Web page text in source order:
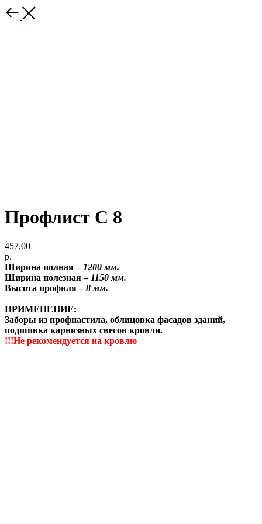
Профлист С 8
457,00
р.
Ширина полная –1200 мм.
Ширина полезная – 1150 мм.
Высота профиля –8 мм.
ПРИМЕНЕНИЕ:
Заборы из профнастила, облицовка фасадов зданий,
подшивка карнизных свесов кровли.
!!!Не рекомендуется на кровлю